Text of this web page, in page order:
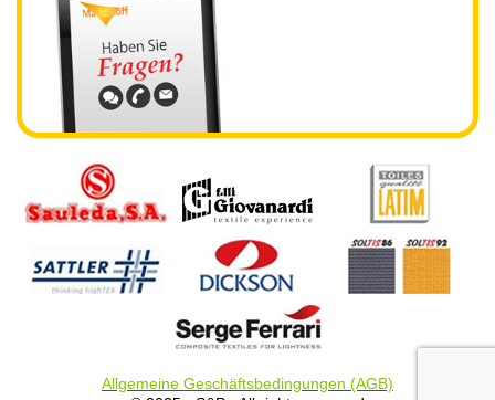
Allgemeine Geschäftsbedingungen (AGB)